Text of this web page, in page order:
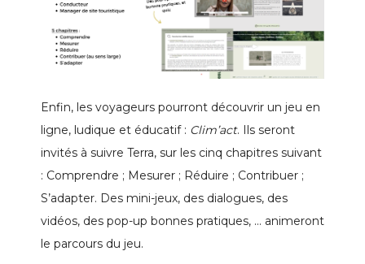
Enfin, les voyageurs pourront découvrir un jeu en
ligne, ludique et éducatif : Clim’act. Ils seront
invités à suivre Terra, sur les cinq chapitres suivant
: Comprendre ; Mesurer ; Réduire ; Contribuer ;
S’adapter. Des mini-jeux, des dialogues, des
vidéos, des pop-up bonnes pratiques, … animeront
le parcours du jeu.